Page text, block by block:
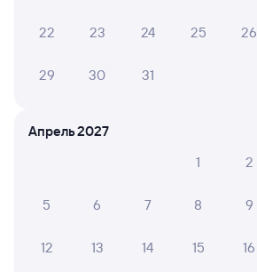
8 ⁠610 ⁠₽
по этому направлению
22 23 24 25 26
29 30 31
Апрель 2027
1
2
5 6 7 8 9
12 13 14 15 16